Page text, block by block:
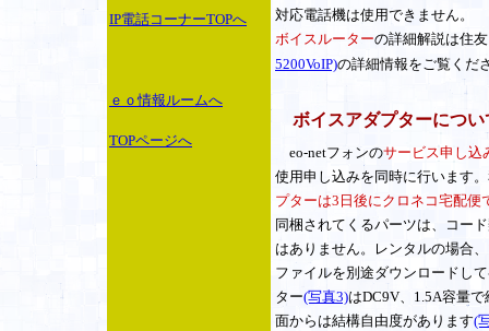
IP電話コーナーTOPへ
ｅｏ情報ルームへ
TOPページへ
対応電話機は使用できません。
ボイスルーターの詳細解説は住
5200VoIP)の詳細情報をご覧くだ
ボイスアダプターについ
eo-netフォンのサービス申し込
使用申し込みを同時に行います
プターは3日後にクロネコ宅配便
同梱されてくるパーツは、コー
はありません。レンタルの場合、
ファイルを別途ダウンロードし
ター(写真3)はDC9V、1.5A容量
面からは結構自由度があります(